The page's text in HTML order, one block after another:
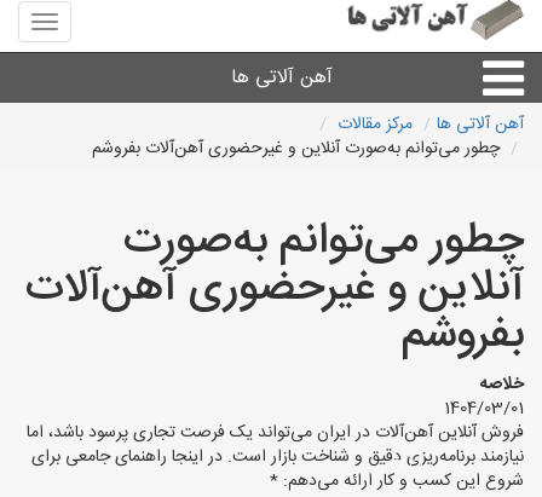
منوی
سایت
آلاتی
آهن آلاتی ها
میلگرد نبشی،مفتول
لوله و اتصالات
آهن آلاتی های شهرها
آهن آلاتی ها
مرکز مقالات
چطور می‌توانم به‌صورت آنلاین و غیرحضوری آهن‌آلات بفروشم
چطور می‌توانم به‌صورت
آنلاین و غیرحضوری آهن‌آلات
بفروشم
خلاصه
1404/03/01
فروش آنلاین آهن‌آلات در ایران می‌تواند یک فرصت تجاری پرسود باشد، اما
نیازمند برنامه‌ریزی دقیق و شناخت بازار است. در اینجا راهنمای جامعی برای
شروع این کسب و کار ارائه می‌دهم: *